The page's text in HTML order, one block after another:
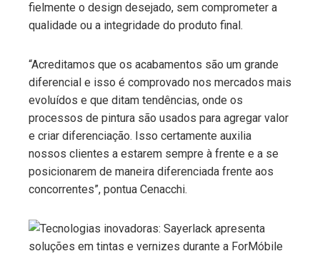
fielmente o design desejado, sem comprometer a
qualidade ou a integridade do produto final.
“Acreditamos que os acabamentos são um grande
diferencial e isso é comprovado nos mercados mais
evoluídos e que ditam tendências, onde os
processos de pintura são usados para agregar valor
e criar diferenciação. Isso certamente auxilia
nossos clientes a estarem sempre à frente e a se
posicionarem de maneira diferenciada frente aos
concorrentes”, pontua Cenacchi.